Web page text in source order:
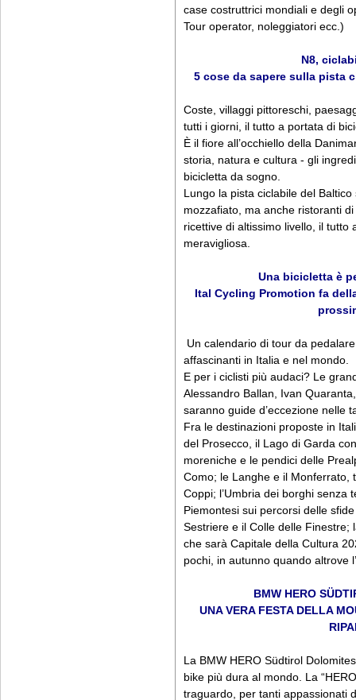
case costruttrici mondiali e degli
Tour operator, noleggiatori ecc.)
N8,
5 cose da sapere sulla pista
Coste, villaggi pittoreschi,
tutti i giorni, il tutto a portata di
È il fiore all’occhiello della
storia, natura e cultura - gli
bicicletta da sogno.
Lungo la pista ciclabile del
mozzafiato, ma anche ristoranti
ricettive di altissimo livello, il tutto
meravigliosa.
Una bicicletta è
Ital Cycling Promotion fa
Un calendario di tour da
affascinanti in Italia e nel mondo.
E per i ciclisti più audaci? Le
Alessandro Ballan, Ivan
saranno guide d’eccezione nelle
Fra le destinazioni proposte in
del Prosecco, il Lago di Garda
moreniche e le pendici delle
Como; le Langhe e il Monferrato,
Coppi; l’Umbria dei borghi senza
Piemontesi sui percorsi delle
Sestriere e il Colle delle Finestre;
che sarà Capitale della Cultura
pochi, in autunno quando altrove
BMW HERO
UNA VERA FESTA DELLA
La BMW HERO Südtirol
bike più dura al mondo. La
traguardo, per tanti appassionati